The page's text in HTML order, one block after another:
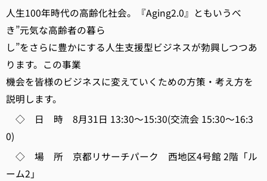
人生100年時代の高齢化社会。『Aging2.0』ともいうべ
き”元気な高齢者の暮ら
し”をさらに豊かにする人生支援型ビジネスが勃興しつつあ
ります。この事業
機会を皆様のビジネスに変えていくための方策・考え方を
説明します。
◇ 日 時 8月31日 13:30～15:30(交流会 15:30～16:3
0)
◇ 場 所 京都リサーチパーク 西地区4号館 2階「ル
ーム2」